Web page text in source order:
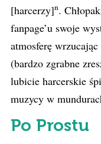
[harcerzy]n.
fanpage’u swoje
atmosferę
(bardzo zgrabne
lubicie harcerskie
muzycy w
Po Prostu